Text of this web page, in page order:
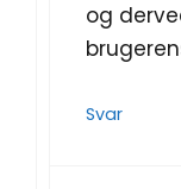
og
Svar